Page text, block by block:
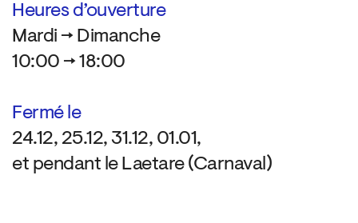
Heures d’ouverture
Mardi → Dimanche
10:00 → 18:00
Fermé le
24.12, 25.12, 31.12, 01.01,
et pendant le Laetare (Carnaval)